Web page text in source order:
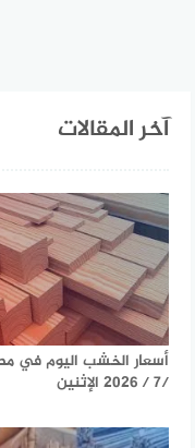
آخر المقالات
/7 / 2026 الإثنين